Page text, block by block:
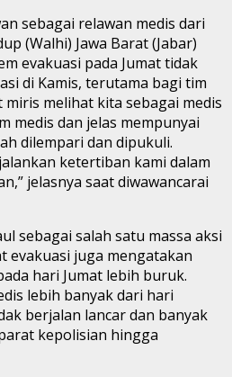
sebagai relawan medis dari
(Walhi) Jawa Barat (Jabar)
evakuasi pada Jumat tidak
di Kamis, terutama bagi tim
miris melihat kita sebagai medis
medis dan jelas mempunyai
dilempari dan dipukuli.
ketertiban kami dalam
jelasnya saat diwawancarai
sebagai salah satu massa aksi
evakuasi juga mengatakan
hari Jumat lebih buruk.
lebih banyak dari hari
berjalan lancar dan banyak
kepolisian hingga